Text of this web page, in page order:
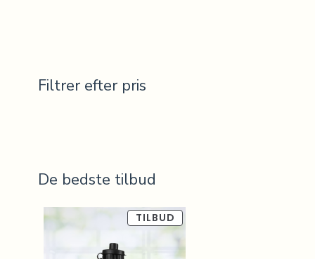
Filtrer efter pris
De bedste tilbud
TILBUDV
A
R
P
D